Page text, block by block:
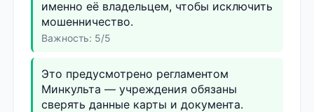
именно её владельцем, чтобы исключить
мошенничество.
Важность: 5/5
Это предусмотрено регламентом
Минкульта — учреждения обязаны
сверять данные карты и документа.